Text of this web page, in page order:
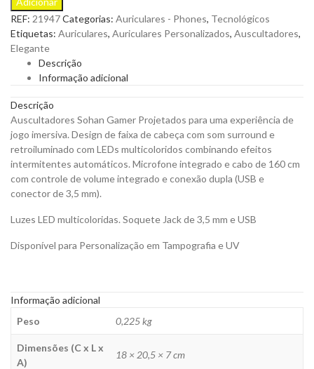
Gamer
Projetados
para
uma
experiência
de
imersiva
para
ser
Personalizado
quantity
REF: 21947Categorias: Auriculares - Phones, Tecnológicos
Etiquetas: Auriculares, Auriculares Personalizados, Auscultadores,
Elegante
Descrição
Informação adicional
Descrição
Auscultadores Sohan Gamer Projetados para uma experiência de
jogo imersiva. Design de faixa de cabeça com som surround e
retroiluminado com LEDs multicoloridos combinando efeitos
intermitentes automáticos. Microfone integrado e cabo de 160 cm
com controle de volume integrado e conexão dupla (USB e
conector de 3,5 mm).
Luzes LED multicoloridas. Soquete Jack de 3,5 mm e USB
Disponível para Personalização em Tampografia e UV
Informação adicional
Peso
0,225 kg
Dimensões (C x L x
A)
18 × 20,5 × 7 cm